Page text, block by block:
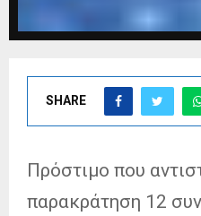
SHARE
Πρόστιμο που
παρακράτηση 12